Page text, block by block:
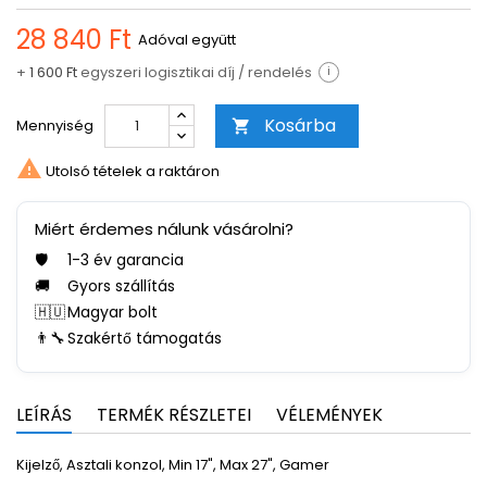
28 840 Ft Adóval együtt
+ 1 600 Ftegyszeri logisztikai díj / rendelés i
Mennyiség  Kosárba
 Utolsó tételek a raktáron
Miért érdemes nálunk vásárolni?
🛡️
1-3 év garancia
🚚
Gyors szállítás
🇭🇺Magyar bolt
👨‍🔧Szakértő támogatás
LEÍRÁS TERMÉK RÉSZLETEI VÉLEMÉNYEK
Kijelző, Asztali konzol, Min 17", Max 27", Gamer